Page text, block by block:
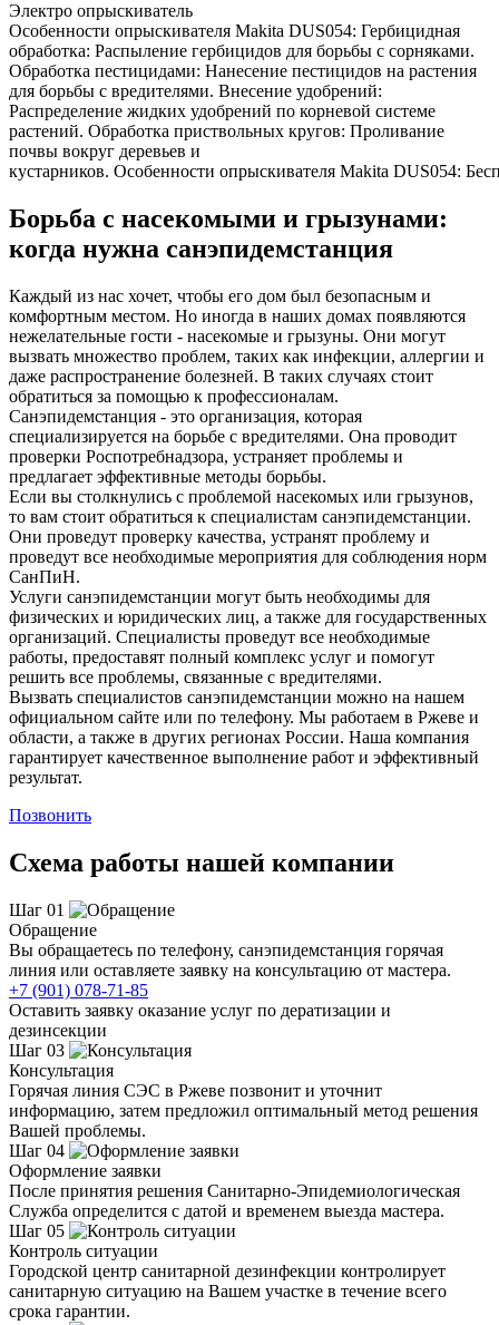
Электро опрыскиватель
Особенности опрыскивателя Makita DUS054: Гербицидная
обработка: Распыление гербицидов для борьбы с сорняками.
Обработка пестицидами: Нанесение пестицидов на растения
для борьбы с вредителями. Внесение удобрений:
Распределение жидких удобрений по корневой системе
растений. Обработка приствольных кругов: Проливание
почвы вокруг деревьев и
кустарников. Особенности опрыскивателя Makita DUS054:
Борьба с насекомыми и грызунами:
когда нужна санэпидемстанция
Каждый из нас хочет, чтобы его дом был безопасным и
комфортным местом. Но иногда в наших домах появляются
нежелательные гости - насекомые и грызуны. Они могут
вызвать множество проблем, таких как инфекции, аллергии и
даже распространение болезней. В таких случаях стоит
обратиться за помощью к профессионалам.
Санэпидемстанция - это организация, которая
специализируется на борьбе с вредителями. Она проводит
проверки Роспотребнадзора, устраняет проблемы и
предлагает эффективные методы борьбы.
Если вы столкнулись с проблемой насекомых или грызунов,
то вам стоит обратиться к специалистам санэпидемстанции.
Они проведут проверку качества, устранят проблему и
проведут все необходимые мероприятия для соблюдения норм
СанПиН.
Услуги санэпидемстанции могут быть необходимы для
физических и юридических лиц, а также для государственных
организаций. Специалисты проведут все необходимые
работы, предоставят полный комплекс услуг и помогут
решить все проблемы, связанные с вредителями.
Вызвать специалистов санэпидемстанции можно на нашем
официальном сайте или по телефону. Мы работаем в Ржеве и
области, а также в других регионах России. Наша компания
гарантирует качественное выполнение работ и эффективный
результат.
Позвонить
Схема работы нашей компании
Шаг 01
Обращение
Вы обращаетесь по телефону, санэпидемстанция горячая
линия или оставляете заявку на консультацию от мастера.
+7 (901) 078-71-85
Оставить заявку оказание услуг по дератизации и
дезинсекции
Шаг 03
Консультация
Горячая линия СЭС в Ржеве позвонит и уточнит
информацию, затем предложил оптимальный метод решения
Вашей проблемы.
Шаг 04
Оформление заявки
После принятия решения Санитарно-Эпидемиологическая
Служба определится с датой и временем выезда мастера.
Шаг 05
Контроль ситуации
Городской центр санитарной дезинфекции контролирует
санитарную ситуацию на Вашем участке в течение всего
срока гарантии.